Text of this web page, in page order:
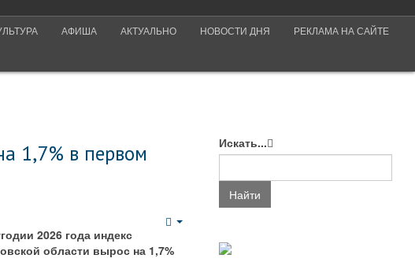
АФИША АКТУАЛЬНО НОВОСТИ ДНЯ РЕКЛАМА НА САЙТЕ
1,7% в первом
2026 года индекс
области вырос на 1,7%
Искать...
Найти